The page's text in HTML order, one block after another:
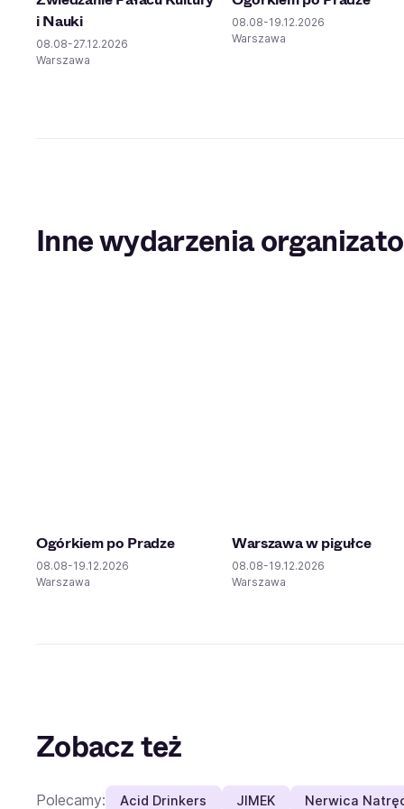
i Nauki
08.08-27.12.2026
Warszawa
08.08-19.12.2026
Warszawa
Inne wydarzenia
Ogórkiem po Pradze
08.08-19.12.2026
Warszawa
Warszawa w pigułce
08.08-19.12.2026
Warszawa
Zobacz też
Polecamy: Acid Drinkers JIMEK Nerwica